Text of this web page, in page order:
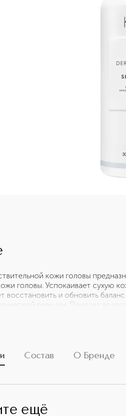
кожи головы
головы. Успокаивает сухую
восстановить и обновить
реакции. Придает
ингредиентов: глицерина,
Состав О Бренде
ещё